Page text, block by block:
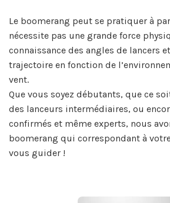
Le boomerang peut se pratiquer à
nécessite pas une grande force
connaissance des angles de lancers
trajectoire en fonction de
vent.
Que vous soyez débutants, que ce
des lanceurs intermédiaires, ou
confirmés et même experts, nous
boomerang qui correspondant à
vous guider !